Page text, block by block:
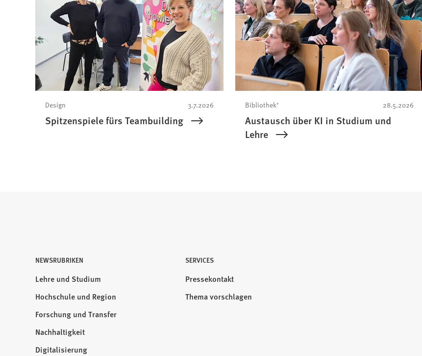
3.7.2026
Design
Spitzenspiele fürs Teambuilding
28.5.2026
Bibliothek⁺
Austausch über KI in Studium und
Lehre
NEWSRUBRIKEN
Lehre und Studium
Hochschule und Region
Forschung und Transfer
Nachhaltigkeit
Digitalisierung
SERVICES
Pressekontakt
Thema vorschlagen
Besuchen
Sie
auf: